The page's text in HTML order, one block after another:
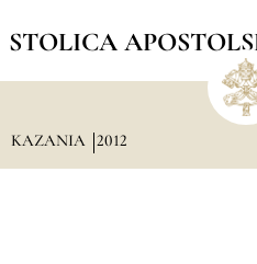
STOLICA
KAZANIA 2012